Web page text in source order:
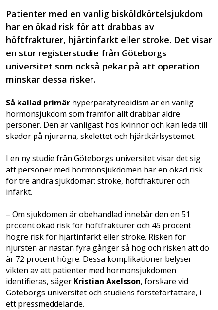
Patienter med en vanlig bisköldkörtelsjukdom
har en ökad risk för att drabbas av
höftfrakturer, hjärtinfarkt eller stroke. Det visar
en stor registerstudie från Göteborgs
universitet som också pekar på att operation
minskar dessa risker.
Så kallad primär hyperparatyreoidism är en vanlig
hormonsjukdom som framför allt drabbar äldre
personer. Den är vanligast hos kvinnor och kan leda till
skador på njurarna, skelettet och hjärtkärlsystemet.
I en ny studie från Göteborgs universitet visar det sig
att personer med hormonsjukdomen har en ökad risk
för tre andra sjukdomar: stroke, höftfrakturer och
infarkt.
– Om sjukdomen är obehandlad innebär den en 51
procent ökad risk för höftfrakturer och 45 procent
högre risk för hjärtinfarkt eller stroke. Risken för
njursten är nästan fyra gånger så hög och risken att dö
är 72 procent högre. Dessa komplikationer belyser
vikten av att patienter med hormonsjukdomen
identifieras, säger Kristian Axelsson, forskare vid
Göteborgs universitet och studiens försteförfattare, i
ett pressmeddelande.